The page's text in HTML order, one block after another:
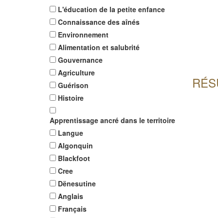
L'éducation de la petite enfance
Connaissance des aînés
Environnement
Alimentation et salubrité
Gouvernance
Agriculture
Guérison
Histoire
Apprentissage ancré dans le territoire
Langue
Algonquin
Blackfoot
Cree
Dënesutine
Anglais
Français